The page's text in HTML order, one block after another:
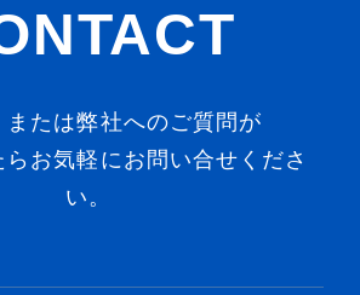
または弊社へのご質問が
らお気軽にお問い合せくださ
い。